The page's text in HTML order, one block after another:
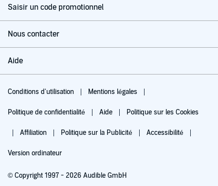
Saisir un code promotionnel
Nous contacter
Aide
Conditions d'utilisation Mentions légales
Politique de confidentialité Aide Politique sur les Cookies
Affiliation Politique sur la Publicité Accessibilité
Version ordinateur
© Copyright 1997 - 2026 Audible GmbH